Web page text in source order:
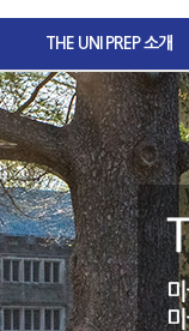
THE UNI PREP 소개